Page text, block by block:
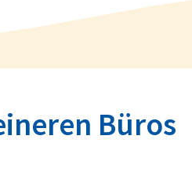
Büros